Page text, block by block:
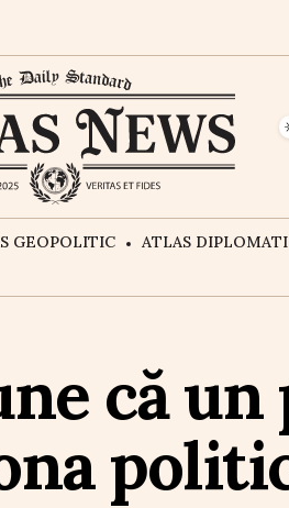
GEOPOLITIC ATLAS
că